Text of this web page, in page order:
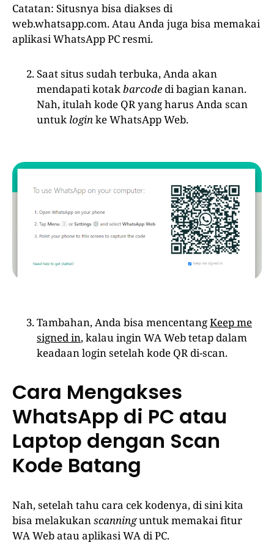
Catatan: Situsnya bisa diakses di
web.whatsapp.com. Atau Anda juga bisa memakai
aplikasi WhatsApp PC resmi.
Saat situs sudah terbuka, Anda akan
mendapati kotakbarcode di bagian kanan.
Nah, itulah kode QR yang harus Anda scan
untuk loginke WhatsApp Web.
Tambahan, Anda bisa mencentangKeep me
signed in, kalau ingin WA Web tetap dalam
keadaan login setelah kode QR di-scan.
Cara Mengakses
WhatsApp di PC atau
Laptop dengan Scan
Kode Batang
Nah, setelah tahu cara cek kodenya, di sini kita
bisa melakukanscanninguntuk memakai fitur
WA Web atau aplikasi WA di PC.